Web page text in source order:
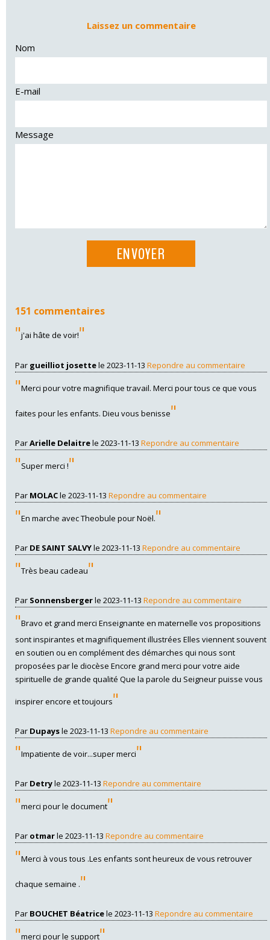
Laissez un commentaire
Nom
E-mail
Message
151 commentaires
"j'ai hâte de voir!"
Par gueilliot josettele 2023-11-13 Repondre au commentaire
"Merci pour votre magnifique travail. Merci pour tous ce que vous
faites pour les enfants. Dieu vous benisse"
ParArielle Delaitrele 2023-11-13 Repondre au commentaire
"Super merci !"
Par MOLACle 2023-11-13 Repondre au commentaire
"En marche avec Theobule pour Noël."
Par DE SAINT SALVYle 2023-11-13 Repondre au commentaire
"Très beau cadeau"
Par Sonnensbergerle 2023-11-13 Repondre au commentaire
"Bravo et grand merci Enseignante en maternelle vos propositions
sont inspirantes et magnifiquement illustrées Elles viennent souvent
en soutien ou en complément des démarches qui nous sont
proposées par le diocèse Encore grand merci pour votre aide
spirituelle de grande qualité Que la parole du Seigneur puisse vous
inspirer encore et toujours"
Par Dupaysle 2023-11-13 Repondre au commentaire
"Impatiente de voir...super merci"
Par Detryle 2023-11-13 Repondre au commentaire
"merci pour le document"
Par otmarle 2023-11-13 Repondre au commentaire
"Merci à vous tous .Les enfants sont heureux de vous retrouver
chaque semaine ."
Par BOUCHET Béatricele 2023-11-13 Repondre au commentaire
"merci pour le support"